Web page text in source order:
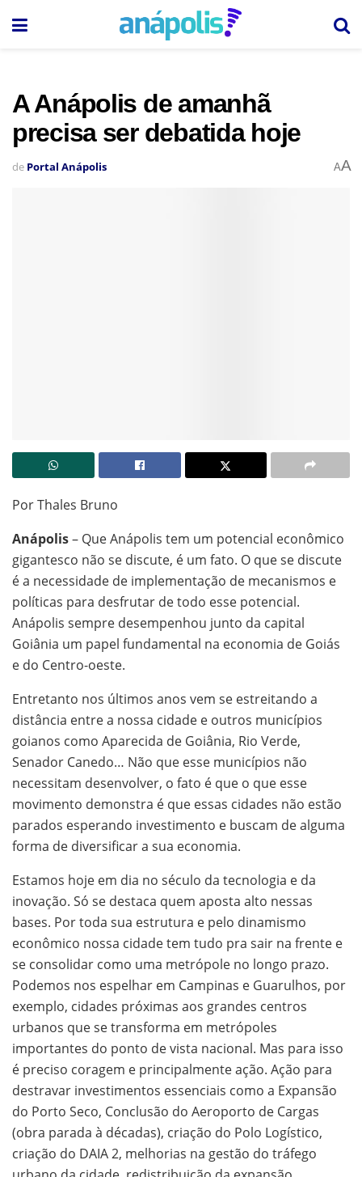
A Anápolis de amanhã
precisa ser debatida hoje
de Portal Anápolis AA
Por Thales Bruno
Anápolis– Que Anápolis tem um potencial econômico
gigantesco não se discute, é um fato. O que se discute
é a necessidade de implementação de mecanismos e
políticas para desfrutar de todo esse potencial.
Anápolis sempre desempenhou junto da capital
Goiânia um papel fundamental na economia de Goiás
e do Centro-oeste.
Entretanto nos últimos anos vem se estreitando a
distância entre a nossa cidade e outros municípios
goianos como Aparecida de Goiânia, Rio Verde,
Senador Canedo… Não que esse municípios não
necessitam desenvolver, o fato é que o que esse
movimento demonstra é que essas cidades não estão
parados esperando investimento e buscam de alguma
forma de diversificar a sua economia.
Estamos hoje em dia no século da tecnologia e da
inovação. Só se destaca quem aposta alto nessas
bases. Por toda sua estrutura e pelo dinamismo
econômico nossa cidade tem tudo pra sair na frente e
se consolidar como uma metrópole no longo prazo.
Podemos nos espelhar em Campinas e Guarulhos, por
exemplo, cidades próximas aos grandes centros
urbanos que se transforma em metrópoles
importantes do ponto de vista nacional. Mas para isso
é preciso coragem e principalmente ação. Ação para
destravar investimentos essenciais como a Expansão
do Porto Seco, Conclusão do Aeroporto de Cargas
(obra parada à décadas), criação do Polo Logístico,
criação do DAIA 2, melhorias na gestão do tráfego